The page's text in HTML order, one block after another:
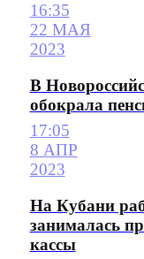
16:35
22 МАЯ
2023
В
обокрала
17:05
8 АПР
2023
На Кубани
занималась
кассы